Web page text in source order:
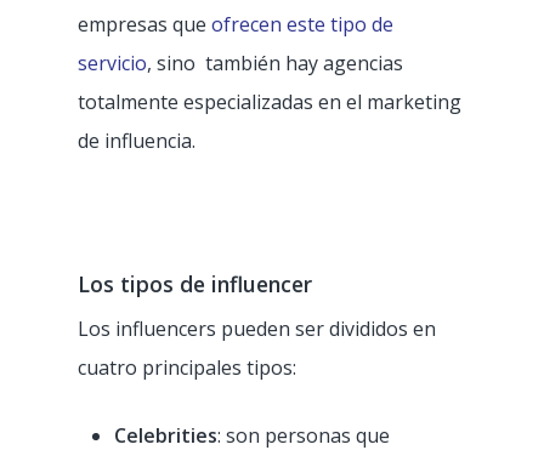
empresas que ofrecen este tipo de
servicio, sino también hay agencias
totalmente especializadas en el marketing
de influencia.
Los tipos de influencer
Los influencers pueden ser divididos en
cuatro principales tipos:
Celebrities: son personas que